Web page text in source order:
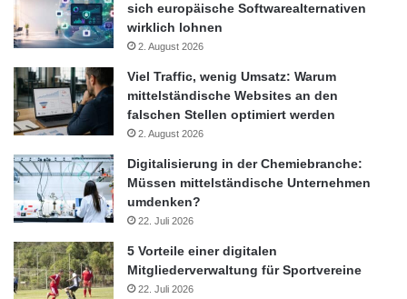
sich europäische Softwarealternativen
wirklich lohnen
2. August 2026
Viel Traffic, wenig Umsatz: Warum
mittelständische Websites an den
falschen Stellen optimiert werden
2. August 2026
Digitalisierung in der Chemiebranche:
Müssen mittelständische Unternehmen
umdenken?
22. Juli 2026
5 Vorteile einer digitalen
Mitgliederverwaltung für Sportvereine
22. Juli 2026